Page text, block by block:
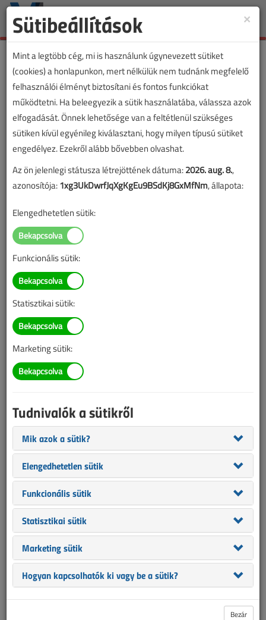
Toggle
Ezt láttam – kontár
megoldások
Olvasóink küldték
2019. szeptember 17. |
Az alábbi tartalom archív, 7 éve frissült utoljára. A cikkben szereplő
helyenként hiányos lehet (képek, táblázatok stb.).
A Villanyszerelők Lapjának az egyik legkedveltebb rovata az „Ezt
láttam”, ahol minden hónapban, a lap 12-13. oldalán az
×
Sütibeállítások
Mint a legtöbb cég, mi is használunk úgynevezett sütiket
(cookies) a honlapunkon, mert nélkülük nem tudnánk megfelelő
felhasználói élményt biztosítani és fontos funkciókat
működtetni. Ha beleegyezik a sütik használatába, válassza azok
elfogadását. Önnek lehetősége van a feltétlenül szükséges
sütiken kívül egyénileg kiválasztani, hogy milyen típusú sütiket
engedélyez. Ezekről alább bővebben olvashat.
Az ön jelenlegi státusza létrejöttének dátuma:2026. aug. 8.,
azonosítója:1xg3UkDwrfJqXgKgEu9BSdKj8GxMfNm, állapota:
Elengedhetetlen sütik:
Funkcionális sütik:
Statisztikai sütik:
Marketing sütik:
Tudnivalók a sütikről
Mik azok a sütik?
Elengedhetetlen sütik
Funkcionális sütik
Statisztikai sütik
Marketing sütik
Hogyan kapcsolhatók ki vagy be a sütik?
Bezár